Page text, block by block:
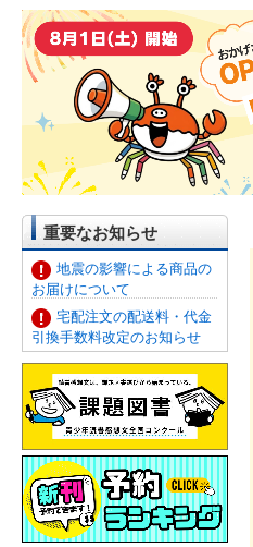
重要なお知らせ
地震の影響による商品の
お届けについて
宅配注文の配送料・代金
引換手数料改定のお知らせ